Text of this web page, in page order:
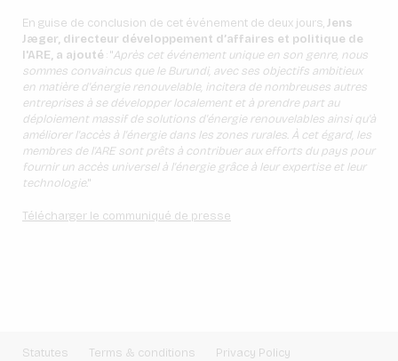
En guise de conclusion de cet événement de deux jours,Jens
Jæger, directeur développement d’affaires et politique de
l'ARE, a ajouté : "Après cet événement unique en son genre, nous
sommes convaincus que le Burundi, avec ses objectifs ambitieux
en matière d'énergie renouvelable, incitera de nombreuses autres
entreprises à se développer localement et à prendre part au
déploiement massif de solutions d'énergie renouvelables ainsi qu'à
améliorer l'accès à l'énergie dans les zones rurales. À cet égard, les
membres de l'ARE sont prêts à contribuer aux efforts du pays pour
fournir un accès universel à l'énergie grâce à leur expertise et leur
technologie."
Télécharger le communiqué de presse
Statutes Terms & conditions
Privacy Policy